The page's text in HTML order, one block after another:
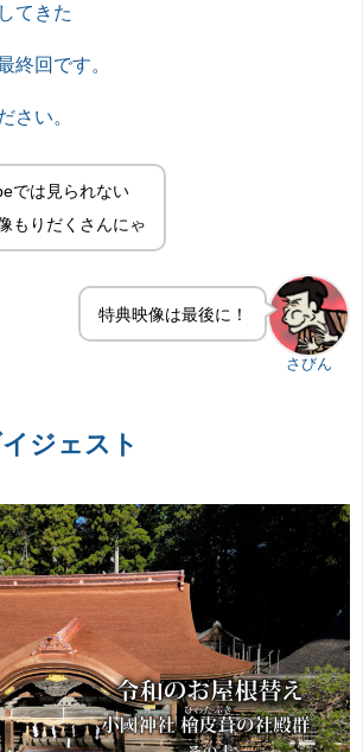
てきた
終回です。
さい。
では見られない
もりだくさんにゃ
さびん
特典映像は最後に！
ジェスト